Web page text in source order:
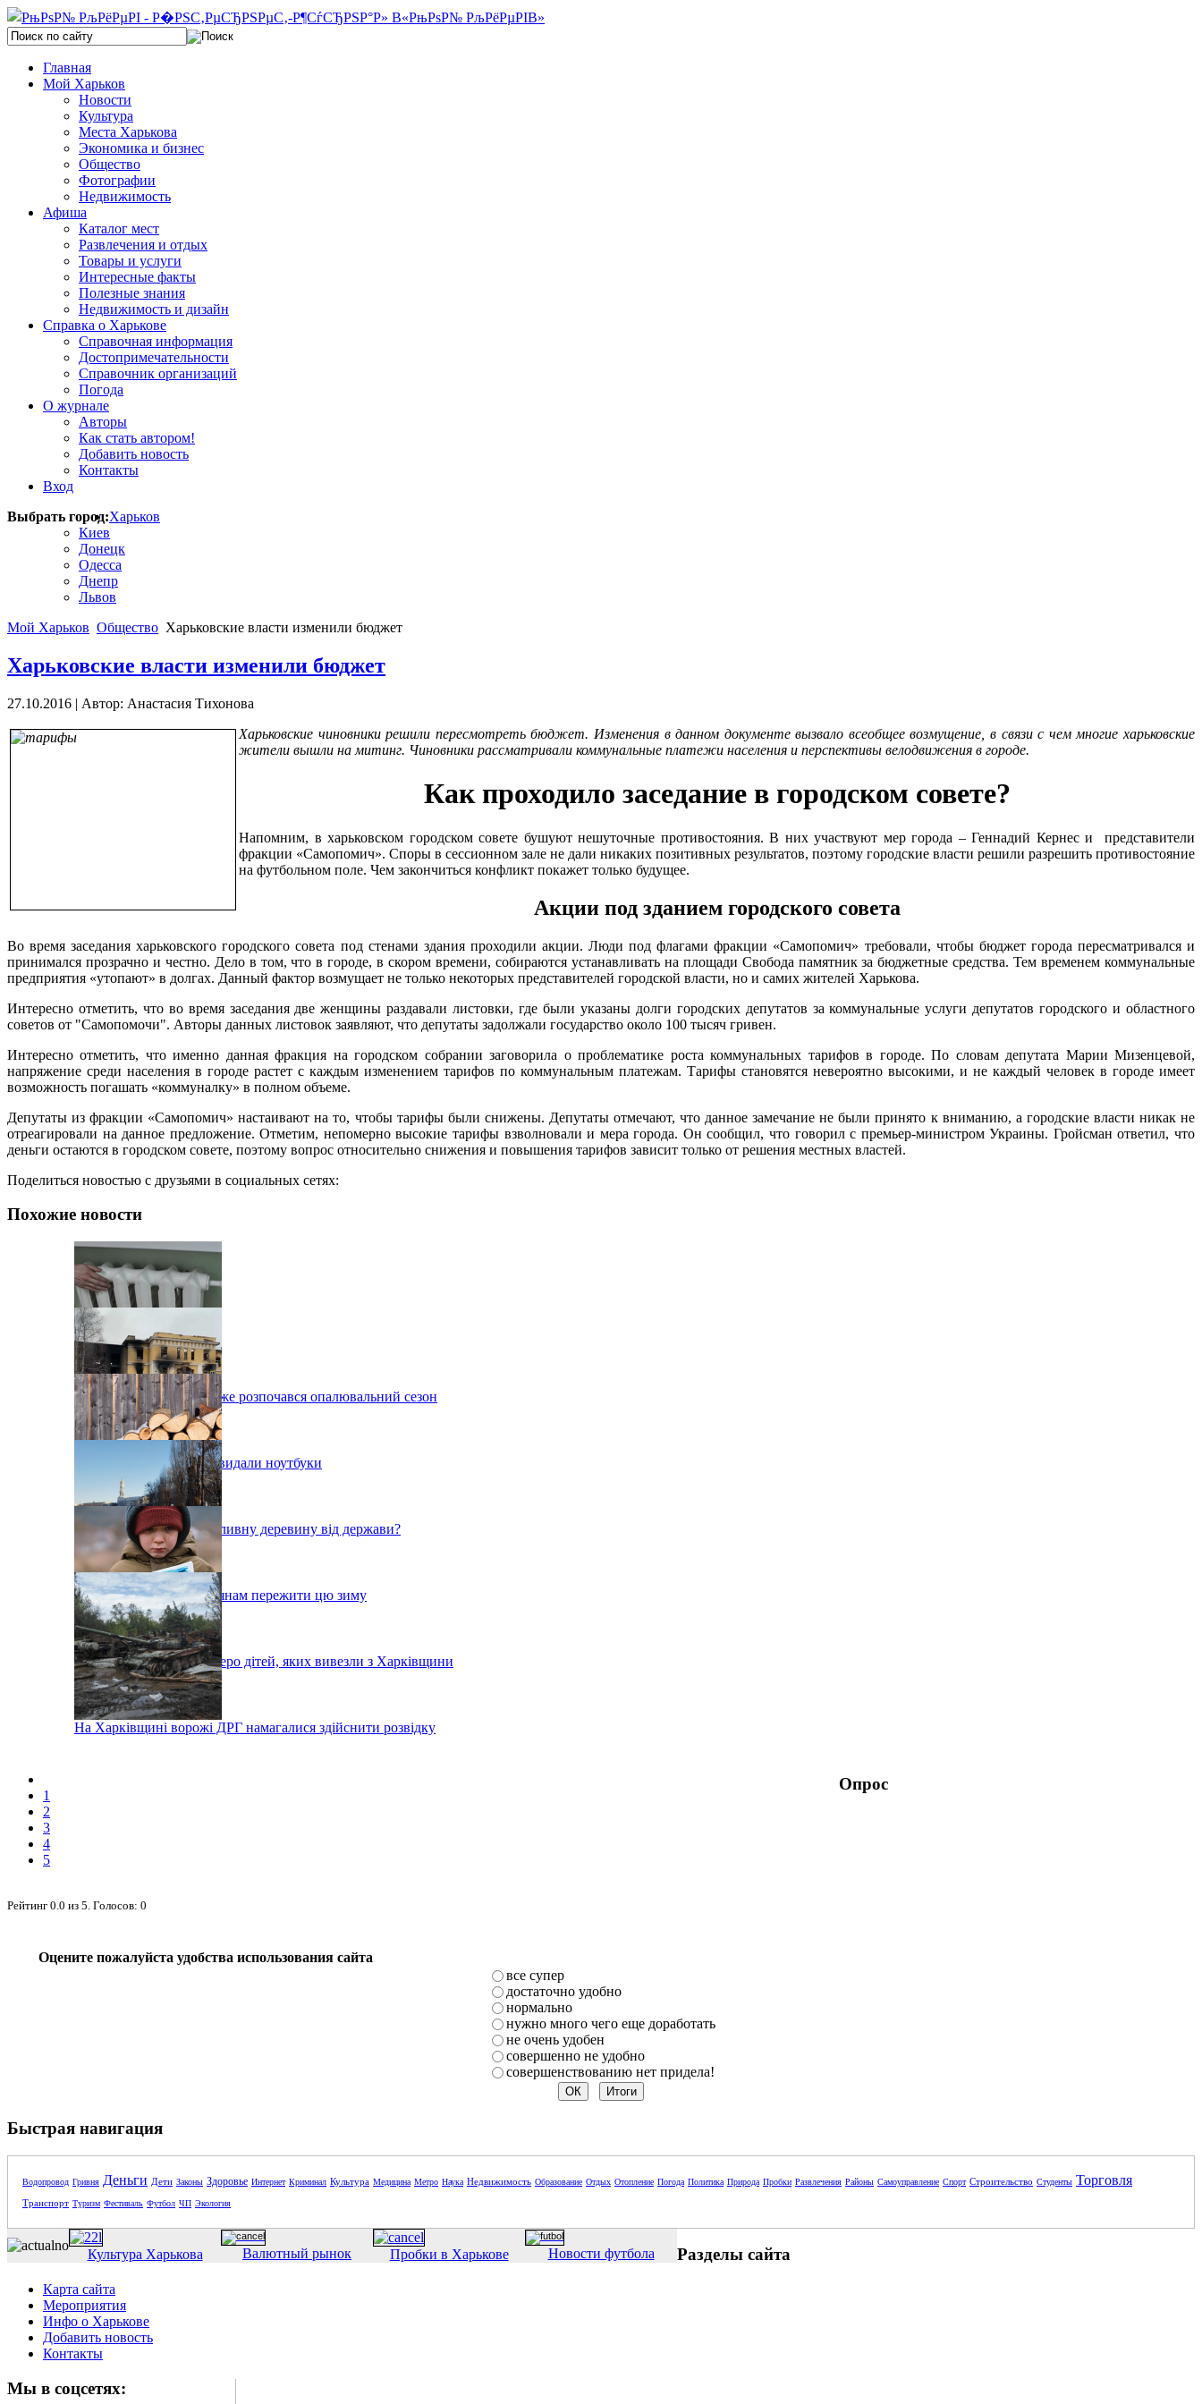
Главная
Мой Харьков
Новости
Культура
Места Харькова
Экономика и бизнес
Общество
Фотографии
Недвижимость
Афиша
Каталог мест
Развлечения и отдых
Товары и услуги
Интересные факты
Полезные знания
Недвижимость и дизайн
Справка о Харькове
Справочная информация
Достопримечательности
Справочник организаций
Погода
О журнале
Авторы
Как стать автором!
Добавить новость
Контакты
Вход
Выбрать город:Харьков
Киев
Донецк
Одесса
Днепр
Львов
Мой Харьков Общество Харьковские власти изменили бюджет
Харьковские власти изменили бюджет
27.10.2016 | Автор: Анастасия Тихонова
Харьковские чиновники решили пересмотреть бюджет. Изменения в данном документе вызвало всеобщее возмущение, в связи с чем многие харьковские
жители вышли на митинг. Чиновники рассматривали коммунальные платежи населения и перспективы велодвижения в городе.
Как проходило заседание в городском совете?
Напомним, в харьковском городском совете бушуют нешуточные противостояния. В них участвуют мер города – Геннадий Кернес и представители
фракции «Самопомич». Споры в сессионном зале не дали никаких позитивных результатов, поэтому городские власти решили разрешить противостояние
на футбольном поле. Чем закончиться конфликт покажет только будущее.
Акции под зданием городского совета
Во время заседания харьковского городского совета под стенами здания проходили акции. Люди под флагами фракции «Самопомич» требовали, чтобы бюджет города пересматривался и
принимался прозрачно и честно. Дело в том, что в городе, в скором времени, собираются устанавливать на площади Свобода памятник за бюджетные средства. Тем временем коммунальные
предприятия «утопают» в долгах. Данный фактор возмущает не только некоторых представителей городской власти, но и самих жителей Харькова.
Интересно отметить, что во время заседания две женщины раздавали листовки, где были указаны долги городских депутатов за коммунальные услуги депутатов городского и областного
советов от "Самопомочи". Авторы данных листовок заявляют, что депутаты задолжали государство около 100 тысяч гривен.
Интересно отметить, что именно данная фракция на городском собрании заговорила о проблематике роста коммунальных тарифов в городе. По словам депутата Марии Мизенцевой,
напряжение среди населения в городе растет с каждым изменением тарифов по коммунальным платежам. Тарифы становятся невероятно высокими, и не каждый человек в городе имеет
возможность погашать «коммуналку» в полном объеме.
Депутаты из фракции «Самопомич» настаивают на то, чтобы тарифы были снижены. Депутаты отмечают, что данное замечание не были принято к вниманию, а городские власти никак не
отреагировали на данное предложение. Отметим, непомерно высокие тарифы взволновали и мера города. Он сообщил, что говорил с премьер-министром Украины. Гройсман ответил, что
деньги остаются в городском совете, поэтому вопрос относительно снижения и повышения тарифов зависит только от решения местных властей.
Поделиться новостью с друзьями в социальных сетях:
Похожие новости
У Харківській області вже розпочався опалювальний сезон
Учителям Харківщини видали ноутбуки
Хто зможе отримати паливну деревину від держави?
Італія допоможе харків'янам пережити цю зиму
Із росії повернули десятеро дітей, яких вивезли з Харківщини
На Харківщині ворожі ДРГ намагалися здійснити розвідку
1
2
3
4
5
Рейтинг 0.0 из 5. Голосов: 0
Опрос
Оцените пожалуйста удобства использования сайта
все супер
достаточно удобно
нормально
нужно много чего еще доработать
не очень удобен
совершенно не удобно
совершенствованию нет придела!
Быстрая навигация
Водопровод Гривня Деньги Дети Законы Здоровье Интернет Криминал Культура Медицина Метро Наука Недвижимость Образование Отдых Отопление Погода Политика Природа Пробки Развлечения Районы Самоуправление Спорт Строительство Студенты Торговля
Транспорт Туризм Фестиваль Футбол ЧП Экология
Культура Харькова Валютный рынок Пробки в Харькове Новости футбола Разделы сайта
Карта сайта
Мероприятия
Инфо о Харькове
Добавить новость
Контакты
Мы в соцсетях: